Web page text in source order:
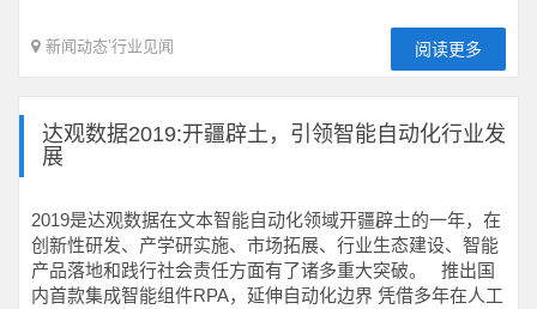
新闻动态’行业见闻 阅读更多
达观数据2019:开疆辟土，引领智能自动化行业发
展
2019是达观数据在文本智能自动化领域开疆辟土的一年，在
创新性研发、产学研实施、市场拓展、行业生态建设、智能
产品落地和践行社会责任方面有了诸多重大突破。 推出国
内首款集成智能组件RPA，延伸自动化边界 凭借多年在人工